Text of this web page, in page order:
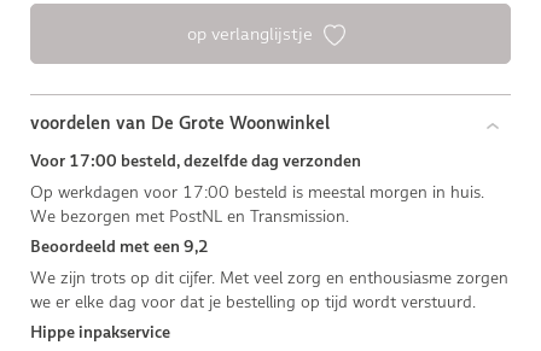
op verlanglijstje
voordelen van De Grote Woonwinkel
Voor 17:00 besteld, dezelfde dag verzonden
Op werkdagen voor 17:00 besteld is meestal morgen in huis.
We bezorgen met PostNL en Transmission.
Beoordeeld met een 9,2
We zijn trots op dit cijfer. Met veel zorg en enthousiasme zorgen
we er elke dag voor dat je bestelling op tijd wordt verstuurd.
Hippe inpakservice